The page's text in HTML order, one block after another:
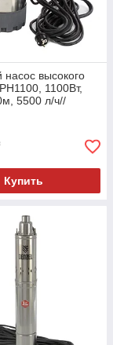
насос высокого
1100Вт,
5500 л/ч//
Купить